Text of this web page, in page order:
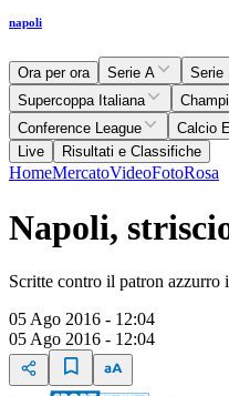
napoli
Ora per ora Serie A Serie
Supercoppa Italiana
Conference League
Calcio
Live
Risultati e Classifiche
HomeMercatoVideoFotoRosa
Napoli,
Scritte contro il patron
05 Ago 2016 - 12:04
05 Ago 2016 - 12:04